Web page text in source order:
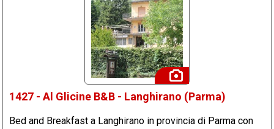
1427 - Al Glicine B&B - Langhirano (Parma)
Bed and Breakfast a Langhirano in provincia di Parma con